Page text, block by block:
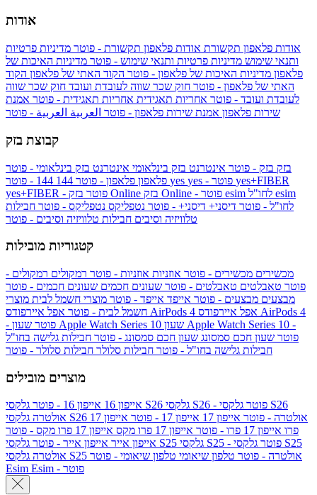
אודות
אודות פלאפון תקשורת אודות פלאפון תקשורת - פוטר מדיניות פרטיות
ותנאי שימוש מדיניות פרטיות ותנאי שימוש - פוטר מדיניות האיכות של
פלאפון מדיניות האיכות של פלאפון - פוטר הקוד האתי של פלאפון הקוד
האתי של פלאפון - פוטר חוק שכר שווה לעובדת ועובד חוק שכר שווה
לעובדת ועובד - פוטר אחריות תאגידית אחריות תאגידית - פוטר אמנת
שירות פלאפון אמנת שירות פלאפון - פוטר العربية العربية - פוטר
קבוצת בזק
בזק בזק - פוטר אינטרנט בזק בינלאומי אינטרנט בזק בינלאומי - פוטר
פלאפון פלאפון - פוטר 144 yes
yes+FIBER
yes+FIBER - פוטר בזק Online
esim
לחו"ל - פוטר דיסני+ דיסני+ - פוטר נטפליקס נטפליקס - פוטר חבילות
טלוויזיה וסיבים חבילות טלוויזיה וסיבים - פוטר
קטגוריות מובילות
מכשירים מכשירים - פוטר אוזניות אוזניות - פוטר רמקולים רמקולים -
פוטר טאבלטים טאבלטים - פוטר שעונים חכמים שעונים חכמים - פוטר
מבצעים מבצעים - פוטר אייפד אייפד - פוטר מוצרי חשמל לבית מוצרי
חשמל לבית - פוטר אפל איירפודס AirPods 4 אפל איירפודס AirPods 4
- פוטר שעון Apple Watch Series 10 שעון Apple Watch Series 10 -
פוטר שעון חכם סמסונג שעון חכם סמסונג - פוטר חבילות גלישה בחו"ל
חבילות גלישה בחו"ל - פוטר חבילות סלולר חבילות סלולר - פוטר
מוצרים מובילים
אייפון 16 אייפון 16 - פוטר גלקסי S26 גלקסי S26 - פוטר גלקסי S26
אולטרה
גלקסי S26 אולטרה - פוטר אייפון 17 אייפון 17 - פוטר
אייפון 17
פרו אייפון 17 פרו - פוטר אייפון 17 פרו מקס
אייפון 17 פרו מקס - פוטר
אייפון אייר אייפון אייר - פוטר גלקסי S25 גלקסי S25 - פוטר גלקסי S25
אולטרה
גלקסי S25 אולטרה - פוטר טלפון שיאומי טלפון שיאומי - פוטר
Esim
Esim - פוטר